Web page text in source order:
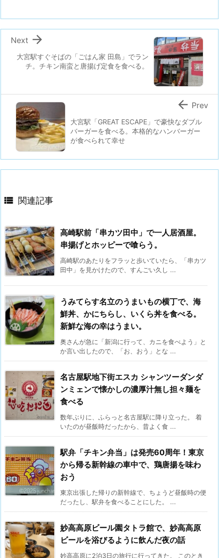
大宮駅すぐそばの「ごはん家 田島」でラン
チ。チキン南蛮と唐揚げ定食を食べる。

Next
大宮駅「GREAT ESCAPE」で豪快なダブル
バーガーを食べる。本格的なハンバーガー
が食べられて幸せ
 Prev
 関連記事
高崎駅前「串カツ田中」で一人居酒屋。
串揚げとホッピーで喰らう。
高崎駅のあたりをフラッと歩いていたら、「串カツ
田中」を見かけたので、すんごい久し ...
うみてらす名立のうまいもの横丁で、海
鮮丼、かにちらし、いくら丼を食べる。
新鮮な海の幸はうまい。
奥さんが急に「新潟に行って、カニを食べよう」と
か言い出したので、「お、おう」とな ...
名古屋駅地下街エスカ シャンツーダンダ
ンミェンで懐かしの濃厚汁無し担々麺を
食べる
数年ぶりに、ふらっと名古屋駅に降り立った。 着
いたのが昼飯時だったから、昔よく食 ...
駅弁「チキン弁当」は発売60周年！東京
から帰る新幹線の車中で、鶏唐揚を味わ
おう
東京出張した帰りの新幹線で、ちょうど昼飯時の便
だったし、駅弁を食べることにした。 ...
妙高高原ビール園タトラ館で、妙高高原
ビールを浴びるように飲んだ夜の話
妙高高原に2泊3日の旅行に行ってきた。 このとき